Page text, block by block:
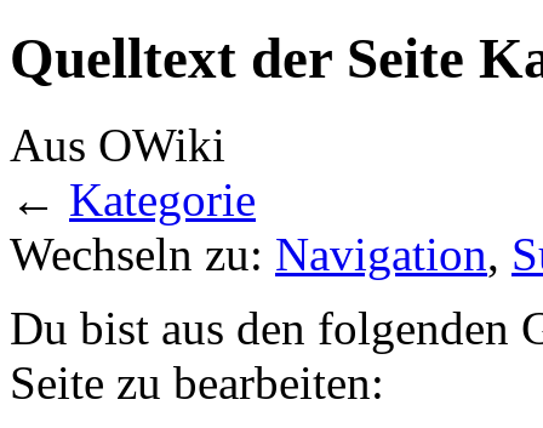
Quelltext der Seite
Aus OWiki
← Kategorie
Wechseln zu: Navigation,
Du bist aus den folgenden
Seite zu bearbeiten: